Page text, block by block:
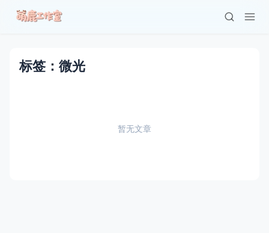
标签：微光
暂无文章